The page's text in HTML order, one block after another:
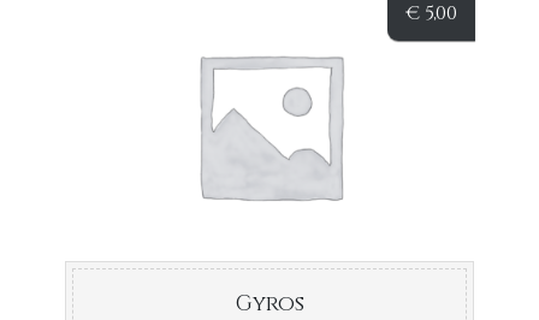
€ 5,00
Gyros